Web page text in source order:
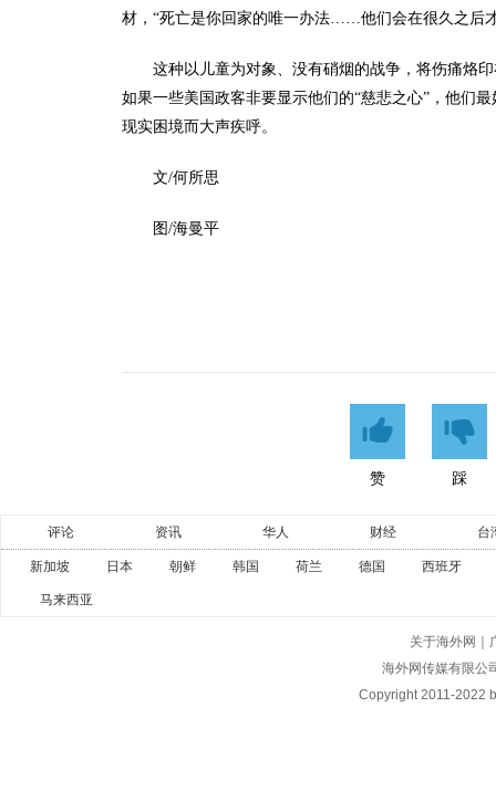
材，“死亡是你回家的唯一办法……他们会在很久之后
这种以儿童为对象、没有硝烟的战争，将伤痛烙
如果一些美国政客非要显示他们的“慈悲之心”，他们
现实困境而大声疾呼。
文/何所思
图/海曼平
赞 踩
评论 资讯 华人 财经 台
新加坡 日本 朝鲜 韩国 荷兰 德国 西班牙
马来西亚
关于海外网
海外网传媒有限公
Copyright2011-2022